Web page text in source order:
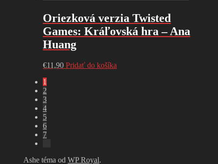
Oriezková verzia Twisted
Games: Kráľovská hra – Ana
Huang
€11,90 Pridať do košíka
1
2
3
4
5
6
7
Ashe téma od WP Royal.